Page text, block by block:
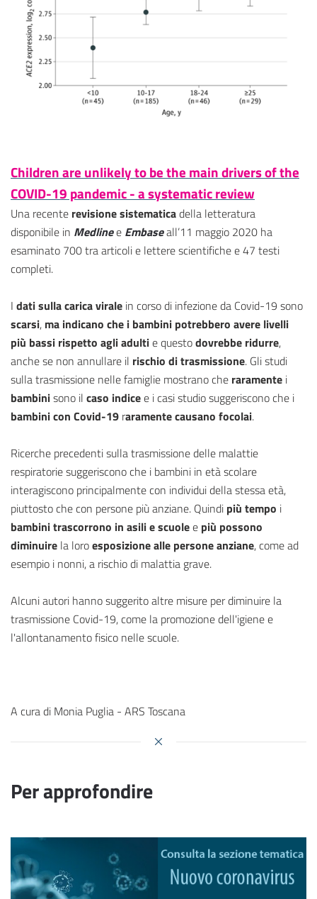
Children are unlikely to be the main drivers of the
COVID-19 pandemic - a systematic review
Una recente revisione sistematicadella letteratura
disponibile in Medlinee Embaseall’11 maggio 2020 ha
esaminato 700 tra articoli e lettere scientifiche e 47 testi
completi.
I dati sulla carica virale in corso di infezione da Covid-19 sono
scarsi, ma indicano che i bambini potrebbero avere livelli
più bassi rispetto agli adultie questodovrebbe ridurre,
anche se non annullare il rischio di trasmissione. Gli studi
sulla trasmissione nelle famiglie mostrano che raramente i
bambinisono il caso indicee i casi studio suggeriscono che i
bambini con Covid-19 raramente causano focolai.
Ricerche precedenti sulla trasmissione delle malattie
respiratorie suggeriscono che i bambini in età scolare
interagiscono principalmente con individui della stessa età,
piuttosto che con persone più anziane. Quindi più tempo i
bambini trascorrono in asili e scuolee più possono
diminuire la loroesposizione alle persone anziane, come ad
esempio i nonni, a rischio di malattia grave.
Alcuni autori hanno suggerito altre misure per diminuire la
trasmissione Covid-19, come la promozione dell'igiene e
l'allontanamento fisico nelle scuole.
A cura di Monia Puglia - ARS Toscana
Per approfondire